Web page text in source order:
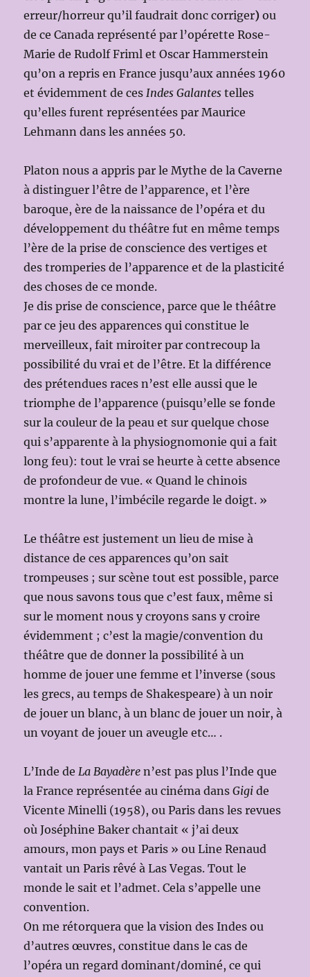
erreur/horreur qu’il faudrait donc corriger) ou
de ce Canada représenté par l’opérette Rose-
Marie de Rudolf Friml et Oscar Hammerstein
qu’on a repris en France jusqu’aux années 1960
et évidemment de ces Indes Galantes telles
qu’elles furent représentées par Maurice
Lehmann dans les années 50.
Platon nous a appris par le Mythe de la Caverne
à distinguer l’être de l’apparence, et l’ère
baroque, ère de la naissance de l’opéra et du
développement du théâtre fut en même temps
l’ère de la prise de conscience des vertiges et
des tromperies de l’apparence et de la plasticité
des choses de ce monde.
Je dis prise de conscience, parce que le théâtre
par ce jeu des apparences qui constitue le
merveilleux, fait miroiter par contrecoup la
possibilité du vrai et de l’être. Et la différence
des prétendues races n’est elle aussi que le
triomphe de l’apparence (puisqu’elle se fonde
sur la couleur de la peau et sur quelque chose
qui s’apparente à la physiognomonie qui a fait
long feu): tout le vrai se heurte à cette absence
de profondeur de vue. « Quand le chinois
montre la lune, l’imbécile regarde le doigt. »
Le théâtre est justement un lieu de mise à
distance de ces apparences qu’on sait
trompeuses ; sur scène tout est possible, parce
que nous savons tous que c’est faux, même si
sur le moment nous y croyons sans y croire
évidemment ; c’est la magie/convention du
théâtre que de donner la possibilité à un
homme de jouer une femme et l’inverse (sous
les grecs, au temps de Shakespeare) à un noir
de jouer un blanc, à un blanc de jouer un noir, à
un voyant de jouer un aveugle etc… .
L’Inde deLa Bayadère n’est pas plus l’Inde que
la France représentée au cinéma dansGigi de
Vicente Minelli (1958), ou Paris dans les revues
où Joséphine Baker chantait « j’ai deux
amours, mon pays et Paris » ou Line Renaud
vantait un Paris rêvé à Las Vegas. Tout le
monde le sait et l’admet. Cela s’appelle une
convention.
On me rétorquera que la vision des Indes ou
d’autres œuvres, constitue dans le cas de
l’opéra un regard dominant/dominé, ce qui